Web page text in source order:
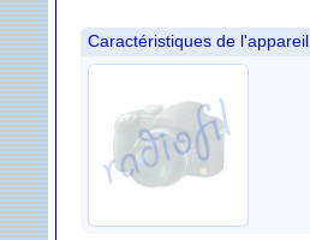
Caractéristiques de l'appareil